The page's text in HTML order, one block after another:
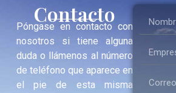
Contacto
Póngase en contacto con
nosotros si tiene alguna
duda o llámenos al número
de teléfono que aparece en
el pie de esta misma